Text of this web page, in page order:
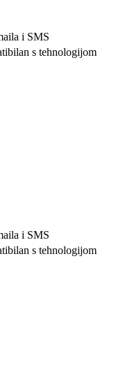
i SMS
s tehnologijom
i SMS
s tehnologijom